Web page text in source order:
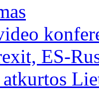
ES-